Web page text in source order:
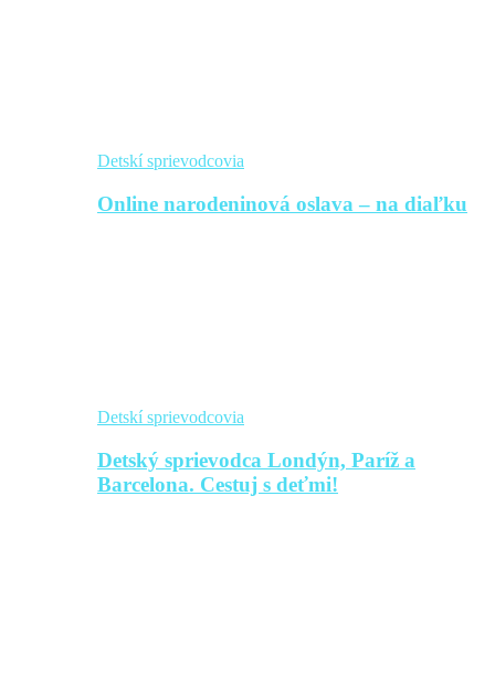
Detskí sprievodcovia
Online narodeninová oslava – na diaľku
Detskí sprievodcovia
Detský sprievodca Londýn, Paríž a
Barcelona. Cestuj s deťmi!